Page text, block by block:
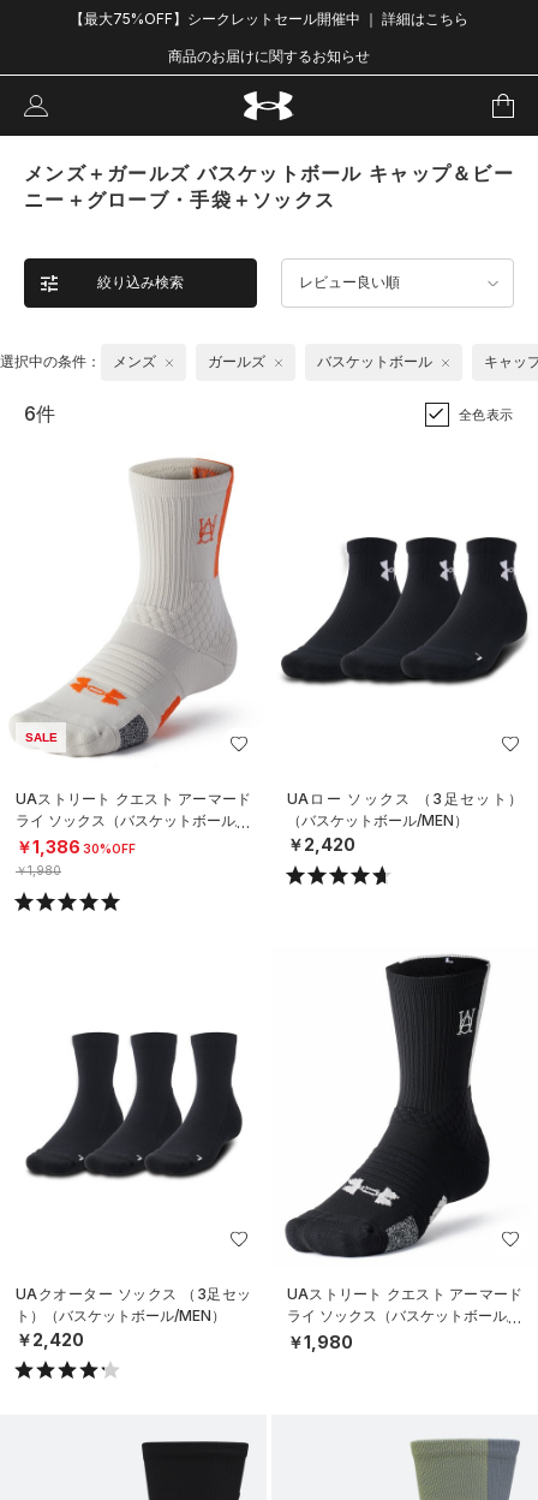
【最大75%OFF】シークレットセール開催中 ｜ 詳細はこちら
商品のお届けに関するお知らせ
メンズ＋ガールズ バスケットボール キャップ＆ビー
ニー＋グローブ・手袋＋ソックス
絞り込み検索 レビュー良い順
選択中の条件： メンズ ガールズ バスケットボール キャッ
6件 全色表示
SALE
UAストリート クエスト アーマード
ライ ソックス（バスケットボール/U
NISEX）
￥1,386 30%OFF
￥1,980
UAロー ソックス （3足セット）
（バスケットボール/MEN）
￥2,420
UAクオーター ソックス （3足セッ
ト）（バスケットボール/MEN）
￥2,420
UAストリート クエスト アーマード
ライ ソックス（バスケットボール/U
NISEX）
￥1,980